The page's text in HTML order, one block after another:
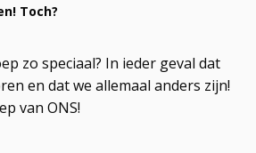
Toch?
zo speciaal? In ieder geval dat
en dat we allemaal anders zijn!
van ONS!